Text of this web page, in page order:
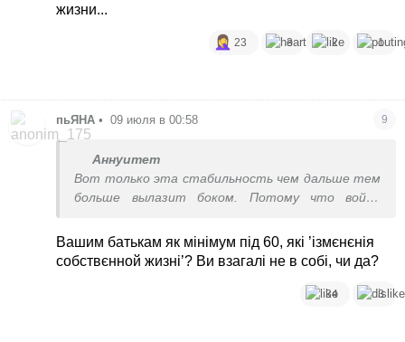
жизни...
23 3 2 1
пьЯНА • 09 июля в 00:58 9
Аннуитет
Вот только эта стабильность чем дальше тем
больше вылазит боком. Потому что война
случае это миссия невыполнима, потому что и
опыта такого нет. В изменении собственной
Вашим батькам як мінімум під 60, які ’ізмєнєнія
собствєнной жизні’? Ви взагалі не в собі, чи да?
34 3